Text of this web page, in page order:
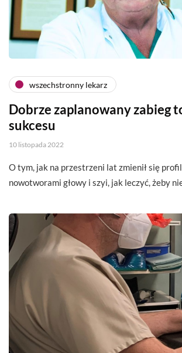
wszechstronny lekarz
Dobrze zaplanowany zabieg
sukcesu
10 listopada 2022
O tym, jak na przestrzeni lat zmienił się
nowotworami głowy i szyi, jak leczyć, żeby